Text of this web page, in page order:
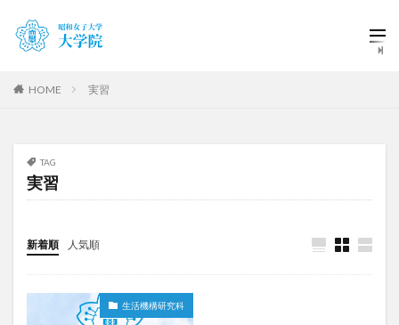
HOME 実習
TAG
実習
新着順 人気順
生活機構研究科